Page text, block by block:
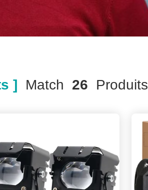
] Match 26 Produits